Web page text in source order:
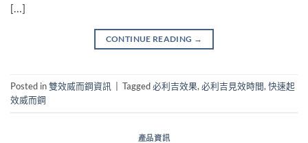
[…]
CONTINUE READING →
Posted in雙效威而鋼資訊 Tagged必利吉效果,必利吉見效時間,快速起
效威而鋼
產品資訊